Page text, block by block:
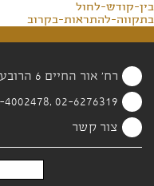
בין-קודש-לחול
בתקווה-להתראות-בקרוב
רח' אור החיים 6 הרובע היהודי, ירושלים
02-6276319 ,052-4002478
צור קשר